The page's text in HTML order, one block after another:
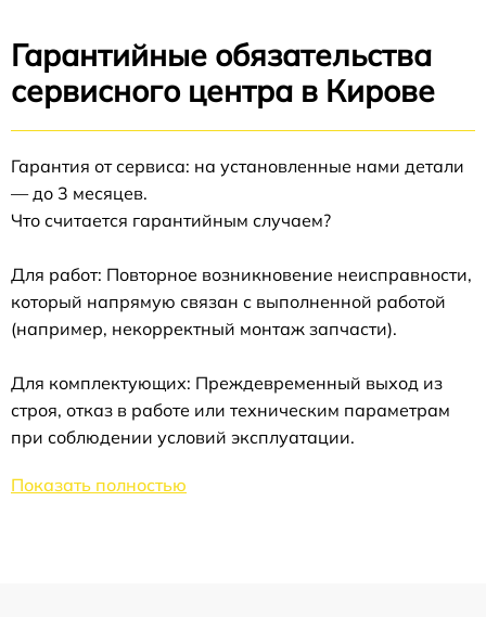
Гарантийные обязательства
сервисного центра в Кирове
Гарантия от сервиса: на установленные нами детали
— до 3 месяцев.
Что считается гарантийным случаем?
Для работ: Повторное возникновение неисправности,
который напрямую связан с выполненной работой
(например, некорректный монтаж запчасти).
Для комплектующих: Преждевременный выход из
строя, отказ в работе или техническим параметрам
при соблюдении условий эксплуатации.
Показать полностью